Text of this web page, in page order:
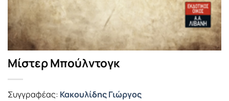
Μίστερ Μπούλντογκ
Συγγραφέας: Κακουλίδης Γιώργος